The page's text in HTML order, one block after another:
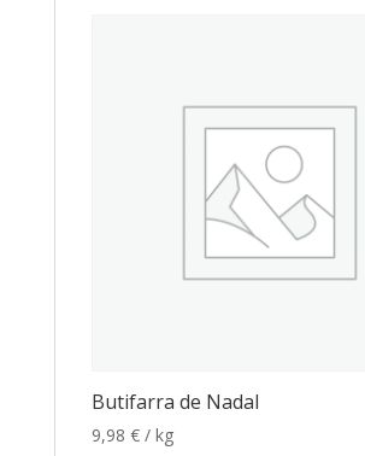
Butifarra de Nadal
9,98 € / kg